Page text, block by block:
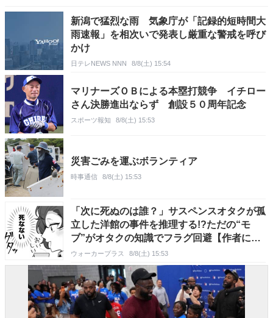
新潟で猛烈な雨 気象庁が「記録的短時間大
雨速報」を相次いで発表し厳重な警戒を呼び
かけ
日テレNEWS NNN 8/8(土) 15:54
マリナーズＯＢによる本塁打競争 イチロー
さん決勝進出ならず 創設５０周年記念
スポーツ報知 8/8(土) 15:53
災害ごみを運ぶボランティア
時事通信 8/8(土) 15:53
「次に死ぬのは誰？」サスペンスオタクが孤
立した洋館の事件を推理する!?ただの“モ
ブ”がオタクの知識でフラグ回避【作者に聞
く】
ウォーカープラス 8/8(土) 15:53